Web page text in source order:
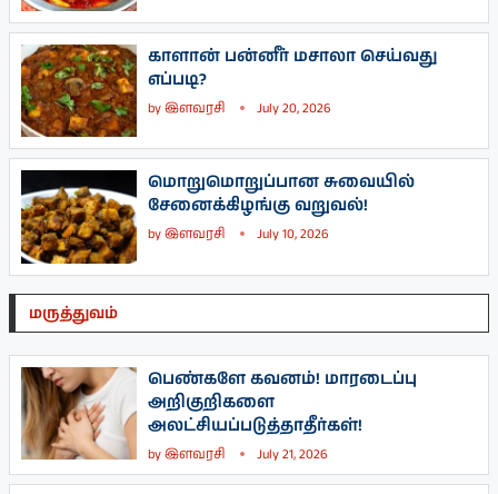
காளான் பன்னீர் மசாலா செய்வது
எப்படி?
byஇளவரசி July 20, 2026
மொறுமொறுப்பான சுவையில்
சேனைக்கிழங்கு வறுவல்!
byஇளவரசி July 10, 2026
மருத்துவம்
பெண்களே கவனம்! மாரடைப்பு
அறிகுறிகளை
அலட்சியப்படுத்தாதீர்கள்!
byஇளவரசி July 21, 2026